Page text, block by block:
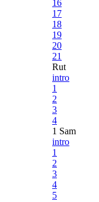
16
17
18
19
20
21
Rut
intro
1
2
3
4
1 Sam
intro
1
2
3
4
5